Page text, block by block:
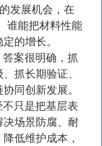
发展机会，在
谁能把材料性能
的增长。
案很明确，抓
抓长期验证、
同创新发展。
只是把基层表
场景防腐、耐
低维护成本，